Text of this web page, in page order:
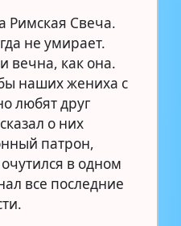
Римская Свеча.
не умирает.
вечна, как она.
наших жениха с
любят друг
о них
патрон,
в одном
все последние